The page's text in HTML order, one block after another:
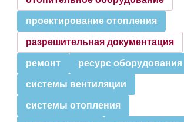
проектирование отопления
разрешительная документация
ремонт ресурс оборудования
системы вентиляции
системы отопления